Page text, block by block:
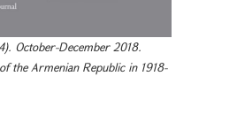
October-December 2018.
the Armenian Republic in 1918-